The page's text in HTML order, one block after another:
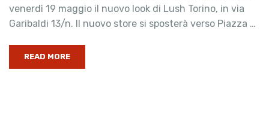
venerdì 19 maggio il nuovo look di Lush Torino, in via
Garibaldi 13/n. Il nuovo store si sposterà verso Piazza …
READ MORE